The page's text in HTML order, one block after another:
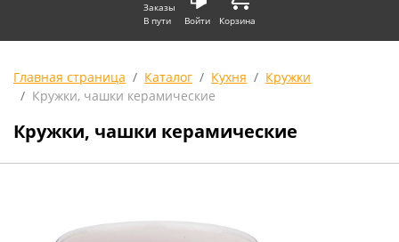
Заказы
В пути
Войти Корзина
Главная страница Каталог Кухня
Кружки
Кружки, чашки керамические
Кружки, чашки керамические